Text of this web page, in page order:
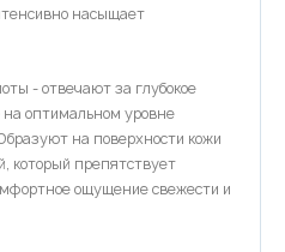
насыщает
- отвечают за глубокое
оптимальном уровне
на поверхности кожи
который препятствует
ощущение свежести и